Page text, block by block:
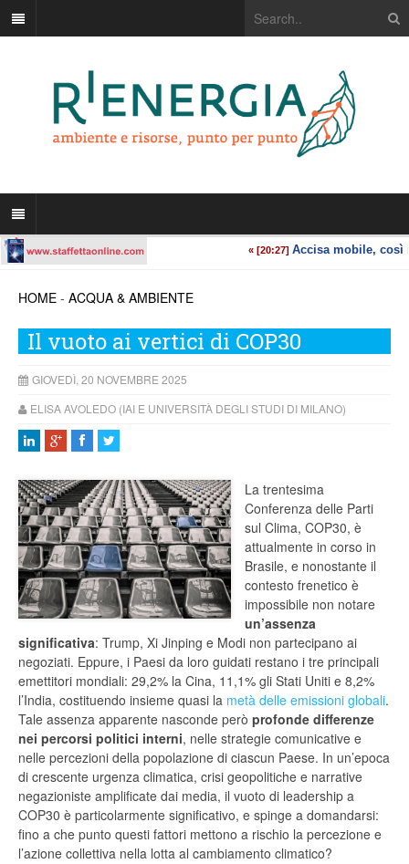
HOME - ACQUA & AMBIENTE
Il vuoto ai vertici di COP30
GIOVEDÌ, 20 NOVEMBRE 2025
ELISA AVOLEDO (IAI E UNIVERSITÀ DEGLI STUDI DI MILANO)
La trentesima
Conferenza delle Parti
sul Clima, COP30, è
attualmente in corso in
Brasile, e nonostante il
contesto frenetico è
impossibile non notare
un’assenza
significativa: Trump, Xi Jinping e Modi non partecipano ai
negoziati. Eppure, i Paesi da loro guidati restano i tre principali
emettitori mondiali: 29,2% la Cina, 11,1% gli Stati Uniti e 8,2%
l’India, costituendo insieme quasi la metà delle emissioni globali.
Tale assenza apparente nasconde però profonde differenze
nei percorsi politici interni, nelle strategie comunicative e
nelle percezioni della popolazione di ciascun Paese. In un’epoca
di crescente urgenza climatica, crisi geopolitiche e narrative
negazioniste amplificate dai media, il vuoto di leadership a
COP30 è particolarmente significativo, e spinge a domandarsi:
fino a che punto questi fattori mettono a rischio la percezione e
l’azione collettiva nella lotta al cambiamento climatico?